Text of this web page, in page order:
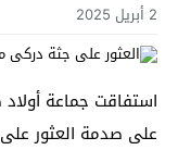
2 أبريل 2025
استفاقت جماعة أولاد